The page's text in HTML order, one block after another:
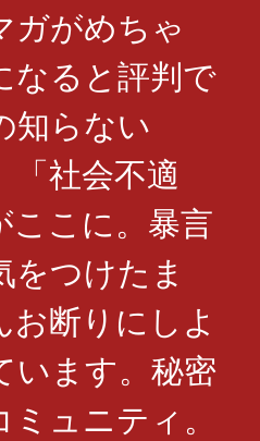
ガがめちゃ
なると評判で
知らない
「社会不適
ここに。暴言
をつけたま
お断りにしよ
います。秘密
ュニティ。